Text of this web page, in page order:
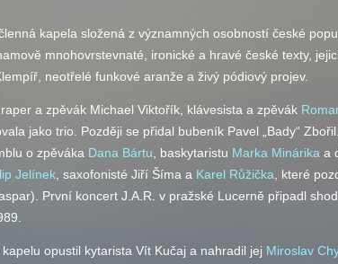
kapela složená z významných osobností české
mnohovrstevnaté, ironické a hravé české texty,
neotřelé funkové aranže a živý pódiový projev.
a zpěvák Michael Viktořík, klávesista a zpěvák
jako trio. Později se přidal bubeník Pavel „Bady“
o zpěváka Dana Bártu , baskytaristu Marka Minárika a
Jelínek , saxofonisté Jiří Šíma a Karel Růžička , které
První koncert J.A.R. v pražské Lucerně připadl
opustil kytarista Vít Kučaj a nahradil jej Miroslav